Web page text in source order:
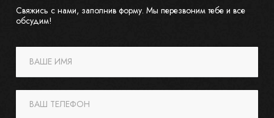
Свяжись с нами, заполнив форму. Мы перезвоним тебе и все
обсудим!
ВАШЕ ИМЯ
ВАШ ТЕЛЕФОН